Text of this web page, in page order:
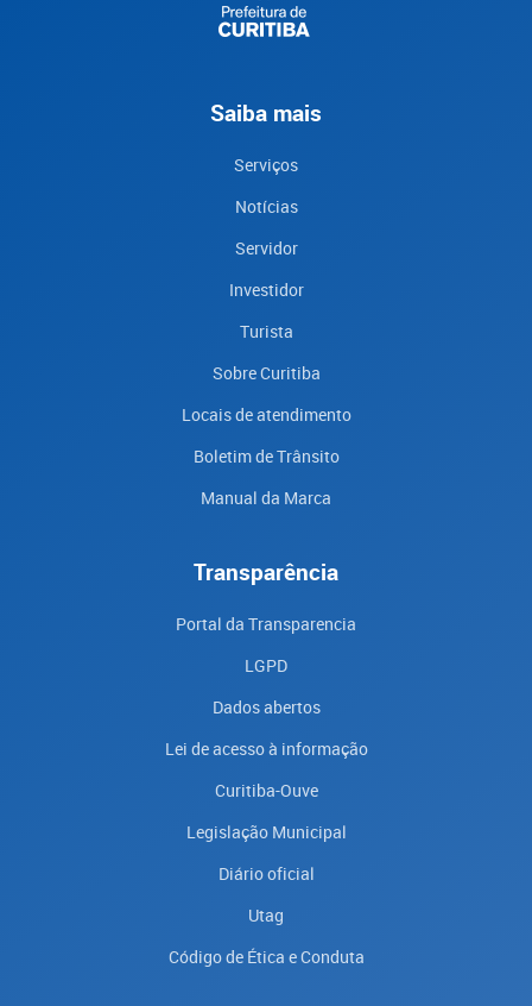
Saiba mais
Serviços
Notícias
Servidor
Investidor
Turista
Sobre Curitiba
Locais de atendimento
Boletim de Trânsito
Manual da Marca
Transparência
Portal da Transparencia
LGPD
Dados abertos
Lei de acesso à informação
Curitiba-Ouve
Legislação Municipal
Diário oficial
Utag
Código de Ética e Conduta